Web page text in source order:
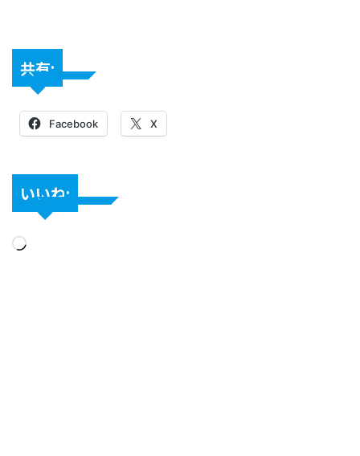
共有:
Facebook X
いいね: